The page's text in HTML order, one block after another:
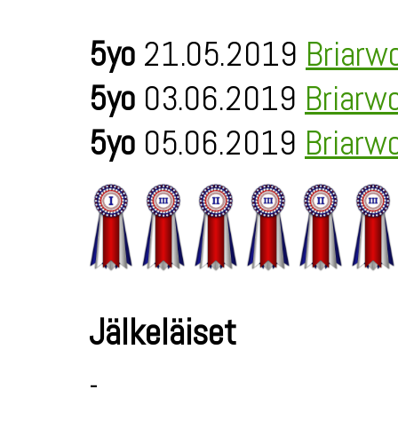
5yo 21.05.2019
5yo 03.06.2019
5yo 05.06.2019
Jälkeläiset
-